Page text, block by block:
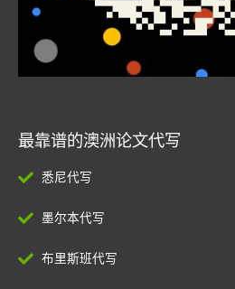
最靠谱的澳洲论文代写
悉尼代写
墨尔本代写
布里斯班代写